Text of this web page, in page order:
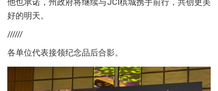
他也承诺，州政府将继续与JCI槟城携手前行，共创更美
好的明天。
//////
各单位代表接领纪念品后合影。